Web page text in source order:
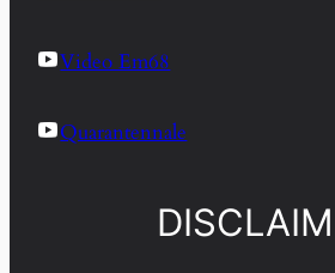
Video Em68
Quarantennale